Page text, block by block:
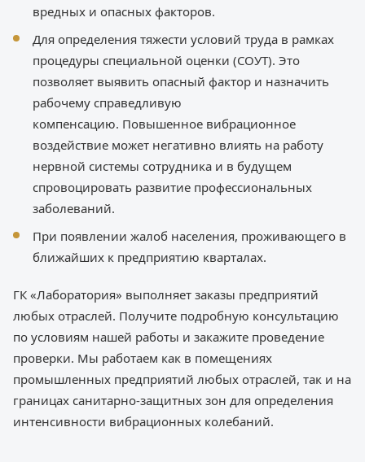
вредных и опасных факторов.
Для определения тяжести условий труда в рамках
процедуры специальной оценки (СОУТ). Это
позволяет выявить опасный фактор и назначить
рабочему справедливую
компенсацию. Повышенное вибрационное
воздействие может негативно влиять на работу
нервной системы сотрудника и в будущем
спровоцировать развитие профессиональных
заболеваний.
При появлении жалоб населения, проживающего в
ближайших к предприятию кварталах.
ГК «Лаборатория» выполняет заказы предприятий
любых отраслей. Получите подробную консультацию
по условиям нашей работы и закажите проведение
проверки. Мы работаем как в помещениях
промышленных предприятий любых отраслей, так и на
границах санитарно-защитных зон для определения
интенсивности вибрационных колебаний.